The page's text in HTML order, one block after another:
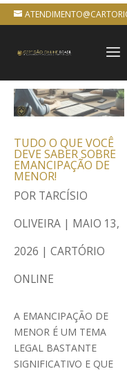
TUDO O QUE VOCÊ
DEVE SABER SOBRE
EMANCIPAÇÃO DE
MENOR!
POR TARCÍSIO
OLIVEIRA | MAIO 13,
2026 | CARTÓRIO
ONLINE
A EMANCIPAÇÃO DE
MENOR É UM TEMA
LEGAL BASTANTE
SIGNIFICATIVO E QUE